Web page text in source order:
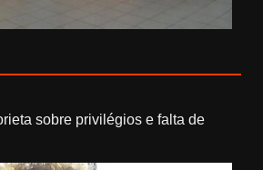
sobre privilégios e falta de